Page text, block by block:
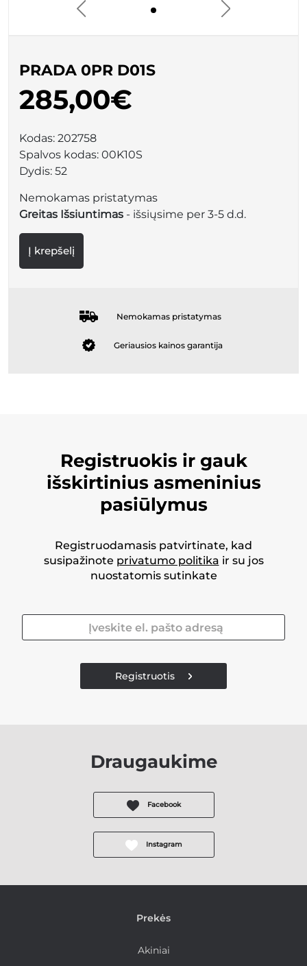
PRADA 0PR D01S
285,00€
Kodas: 202758
Spalvos kodas: 00K10S
Dydis: 52
Nemokamas pristatymas
Greitas Išsiuntimas - išsiųsime per 3-5 d.d.
Į krepšelį
Nemokamas pristatymas
Geriausios kainos garantija
Registruokis ir gauk
išskirtinius asmeninius
pasiūlymus
Registruodamasis patvirtinate, kad
susipažinote privatumo politika ir su jos
nuostatomis sutinkate
Registruotis
Draugaukime
Facebook
Instagram
Prekės
Akiniai